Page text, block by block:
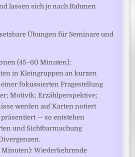
lassen sich je nach Rahmen
Übungen für Seminare und
(45–60 Minuten):
in Kleingruppen an kurzen
einer fokussierten Fragestellung
Motivik; Erzählperspektive;
werden auf Karten notiert
— so entstehen
und Sichtbarmachung
Wiederkehrende